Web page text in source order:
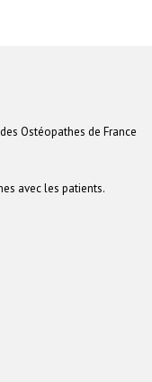
Ostéopathes de France
avec les patients.